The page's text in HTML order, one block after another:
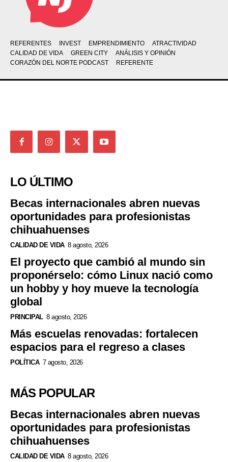
REFERENTES INVEST EMPRENDIMIENTO
ATRACTIVIDAD
CALIDAD DE VIDA
GREEN CITY
ANÁLISIS Y OPINIÓN
CORAZÓN DEL NORTE PODCAST
REFERENTE
LO ÚLTIMO
Becas internacionales abren nuevas
oportunidades para profesionistas
chihuahuenses
CALIDAD DE VIDA 8 agosto, 2026
El proyecto que cambió al mundo sin
proponérselo: cómo Linux nació como
un hobby y hoy mueve la tecnología
global
PRINCIPAL 8 agosto, 2026
Más escuelas renovadas: fortalecen
espacios para el regreso a clases
POLÍTICA 7 agosto, 2026
MÁS POPULAR
Becas internacionales abren nuevas
oportunidades para profesionistas
chihuahuenses
CALIDAD DE VIDA 8 agosto, 2026